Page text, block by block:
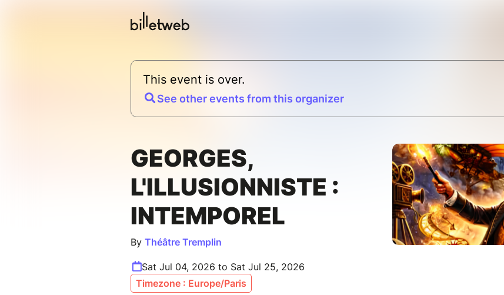
This event is over.
See other events from this organizer
GEORGES,
L'ILLUSIONNISTE :
INTEMPOREL
By Théâtre Tremplin
Sat Jul 04, 2026 to Sat Jul 25, 2026
Timezone : Europe/Paris